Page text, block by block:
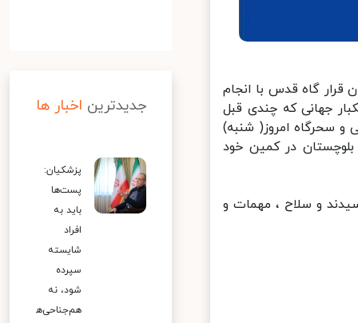
گاه قدس با انجام
جهانی که چندی قبل
و سحرگاه امروز( شنبه)
در کمین خود
و سلاح ، مهمات و
جدیدترین اخبار ها
پزشکیان:
پست‌ها
باید به
افراد
شایسته
سپرده
شود، نه
هم‌جناحی‌ه